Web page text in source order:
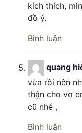
kích thích,
đồ ý.
Bình luận
quang
vừa rồi nên
thận cho vợ
cũ nhé ,
Bình luận